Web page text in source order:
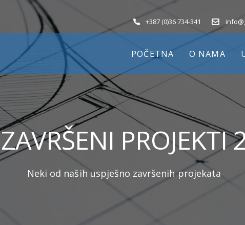
+387 (0)36 734-341
POČETNA O NAMA
ZAVRŠENI PROJEKTI
Neki od naših uspješno završenih projekata